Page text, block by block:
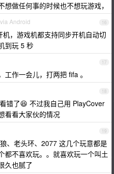
做任何事的时候也不想玩游戏，
16
Android
，游戏机都支持同步开机自动切
到玩 5 秒
17
作一会儿，打两把 fifa 。
18
错了😆 不过我自己用 PlayCover
看看大家伙的情况
19
、老头环、2077 这几个玩意都是
都不喜欢玩。。就喜欢玩一个叫土
久也腻了